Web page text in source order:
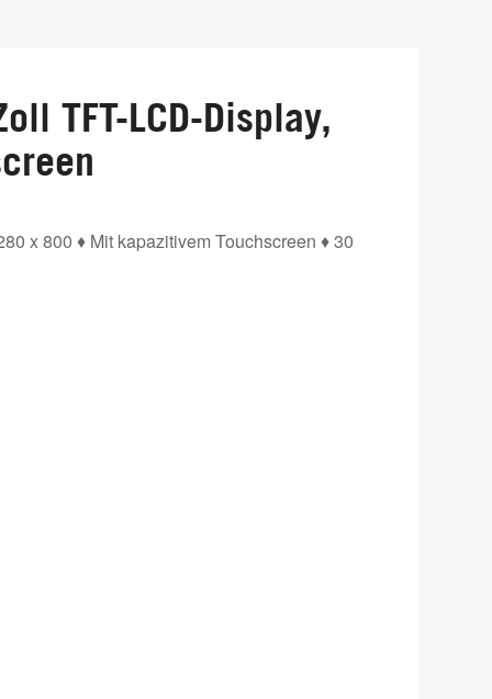
TFT-LCD-Display,
x 800 ♦ Mit kapazitivem Touchscreen ♦ 30